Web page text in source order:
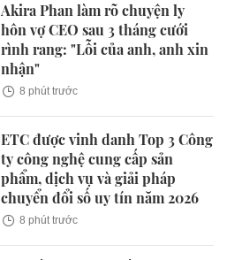
Akira Phan làm rõ chuyện ly
hôn vợ CEO sau 3 tháng cưới
rình rang: "Lỗi của anh, anh xin
nhận"
8 phút trước
ETC được vinh danh Top 3 Công
ty công nghệ cung cấp sản
phẩm, dịch vụ và giải pháp
chuyển đổi số uy tín năm 2026
8 phút trước